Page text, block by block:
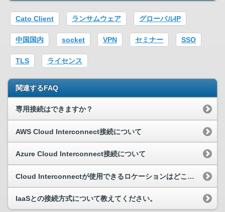
Cato Client ランサムウェア グローバルIP
中国国内 socket VPN セミナー SSO
TLS ライセンス
関連するFAQ
専用接続はできますか？
AWS Cloud Interconnect接続について
Azure Cloud Interconnect接続について
Cloud Interconnectが使用できるロケーションはどこですか？
IaaSとの接続方式について教えてください。